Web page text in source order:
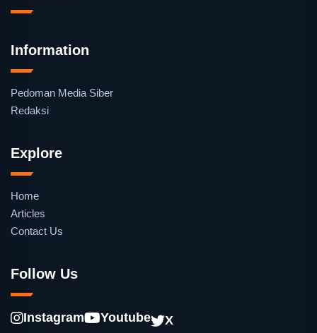
Information
Pedoman Media Siber
Redaksi
Explore
Home
Articles
Contact Us
Follow Us
Instagram Youtube X